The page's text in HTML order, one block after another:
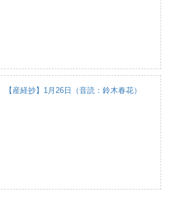
【産経抄】1月26日（音読：鈴木春花）